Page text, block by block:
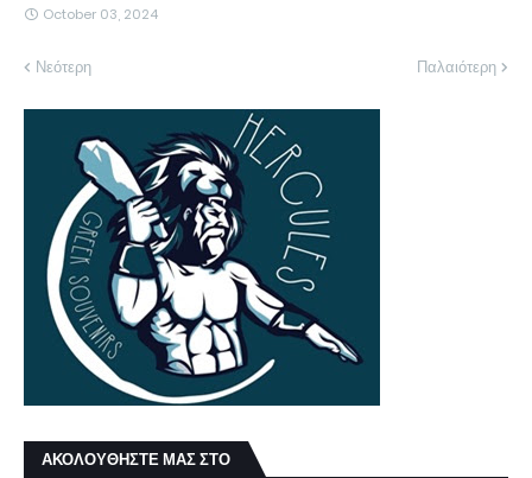
October 03, 2024
Νεότερη Παλαιότερη
ΑΚΟΛΟΥΘΗΣΤΕ ΜΑΣ ΣΤΟ